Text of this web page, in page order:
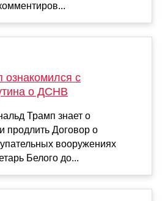
с
о ДСНВ
Трамп знает о
продлить Договор о
вооружениях
Белого до...